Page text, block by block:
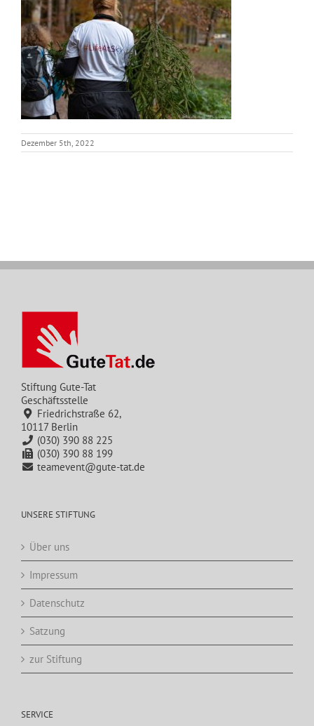
Dezember 5th, 2022
Stiftung Gute-Tat
Geschäftsstelle
Friedrichstraße 62,
10117 Berlin
(030) 390 88 225
(030) 390 88 199
teamevent@gute-tat.de
UNSERE STIFTUNG
Über uns
Impressum
Datenschutz
Satzung
zur Stiftung
SERVICE